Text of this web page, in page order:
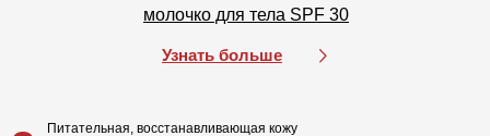
Узнать больше
молочко для тела SPF 30
Питательная, восстанавливающая кожу
Rinfoltina